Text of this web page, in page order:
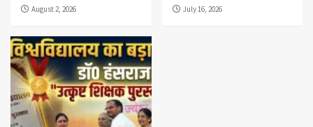
August 2, 2026 July 16, 2026